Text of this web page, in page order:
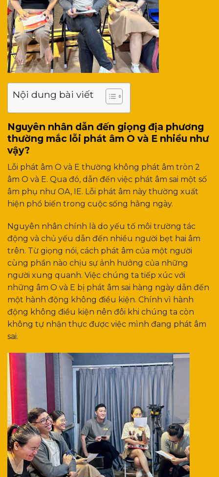
Nội dung bài viết
Nguyên nhân dẫn đến giọng địa phương
thường mắc lỗi phát âm O và E nhiều như
vậy?
Lỗi phát âm O và E thường không phát âm tròn 2
âm O và E. Qua đó, dẫn đến việc phát âm sai một số
âm phụ như OA, IE. Lỗi phát âm này thường xuất
hiện phổ biến trong cuộc sống hằng ngày.
Nguyên nhân chính là do yếu tố môi trường tác
động và chủ yếu dẫn đến nhiều người bẹt hai âm
trên. Từ giọng nói, cách phát âm của một người
cùng phần nào chịu sự ảnh hưởng của những
người xung quanh. Việc chúng ta tiếp xúc với
những âm O và E bị phát âm sai hàng ngày dẫn đến
một hành động không điều kiện. Chính vì hành
động không điều kiện nên đôi khi chúng ta còn
không tự nhận thực được việc mình đang phát âm
sai.